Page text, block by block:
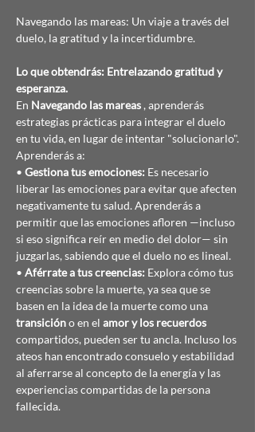
Navegando las mareas: Un viaje a través del
duelo, la gratitud y la incertidumbre.
Lo que obtendrás: Entrelazando gratitud y
esperanza.
En Navegando las mareas , aprenderás
estrategias prácticas para integrar el duelo
en tu vida, en lugar de intentar "solucionarlo".
Aprenderás a:
• Gestiona tus emociones: Es necesario
liberar las emociones para evitar que afecten
negativamente tu salud. Aprenderás a
permitir que las emociones afloren —incluso
si eso significa reír en medio del dolor— sin
juzgarlas, sabiendo que el duelo no es lineal.
• Aférrate a tus creencias: Explora cómo tus
creencias sobre la muerte, ya sea que se
basen en la idea de la muerte como una
transición o en el amor y los recuerdos
compartidos, pueden ser tu ancla. Incluso los
ateos han encontrado consuelo y estabilidad
al aferrarse al concepto de la energía y las
experiencias compartidas de la persona
fallecida.